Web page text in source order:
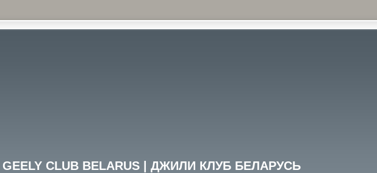
GEELY CLUB BELARUS | ДЖИЛИ КЛУБ БЕЛАРУСЬ